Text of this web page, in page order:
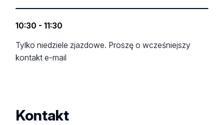
10:30 - 11:30
Tylko niedziele zjazdowe. Proszę o wcześniejszy
kontakt e-mail
Kontakt